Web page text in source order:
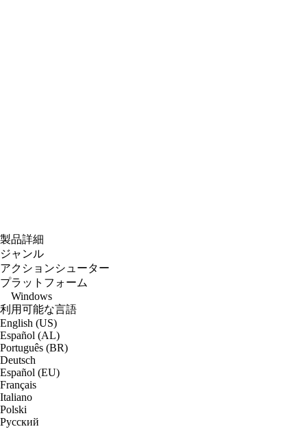
製品詳細
ジャンル
アクションシューター
プラットフォーム
Windows
利用可能な言語
English (US)
Español (AL)
Português (BR)
Deutsch
Español (EU)
Français
Italiano
Polski
Русский